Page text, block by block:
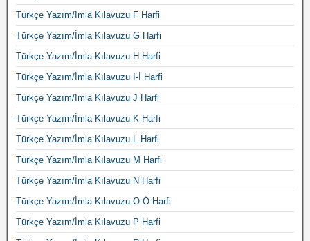
Türkçe Yazım/İmla Kılavuzu F Harfi
Türkçe Yazım/İmla Kılavuzu G Harfi
Türkçe Yazım/İmla Kılavuzu H Harfi
Türkçe Yazım/İmla Kılavuzu I-İ Harfi
Türkçe Yazım/İmla Kılavuzu J Harfi
Türkçe Yazım/İmla Kılavuzu K Harfi
Türkçe Yazım/İmla Kılavuzu L Harfi
Türkçe Yazım/İmla Kılavuzu M Harfi
Türkçe Yazım/İmla Kılavuzu N Harfi
Türkçe Yazım/İmla Kılavuzu O-Ö Harfi
Türkçe Yazım/İmla Kılavuzu P Harfi